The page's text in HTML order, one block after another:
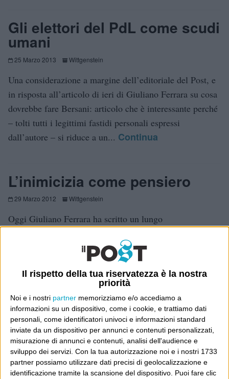
Il rispetto della tua riservatezza è la nostra
priorità
Noi e i nostri partner memorizziamo e/o accediamo a
informazioni su un dispositivo, come i cookie, e trattiamo dati
personali, come identificatori univoci e informazioni standard
inviate da un dispositivo per annunci e contenuti personalizzati,
misurazione di annunci e contenuti, analisi dell'audience e
sviluppo dei servizi. Con la tua autorizzazione noi e i nostri 1733
partner possiamo utilizzare dati precisi di geolocalizzazione e
identificazione tramite la scansione del dispositivo. Puoi fare clic
Gli elettori del PdL come scudi
umani
25 Marzo 2013 Wittgenstein
Una considerazione a margine dell’editoriale del Post, e
in risposta all’articolo di ieri di Giuliano Ferrara su cosa
dovrebbe fare Bersani: articolo che è interessante perché
– tolti tutti i legittimi fastidi personali espressi
dall’autore – si riduce a un... Continua
L’inimicizia come pensiero
29 Marzo 2012 Wittgenstein
Oggi Giuliano Ferrara ha scritto un lungo
come mai si senta di “tendenza montiana”. Ma la cosa
più interessante, per me che sono suo studioso da anni
(ho avuto anche l’opportunità di osservarlo... Continua
Le lenti deformate
21 Settembre 2011 Wittgenstein
Scrissi qualche mese fa che il problema delle analisi
politiche di Giuliano Ferrara è che non si può orientare